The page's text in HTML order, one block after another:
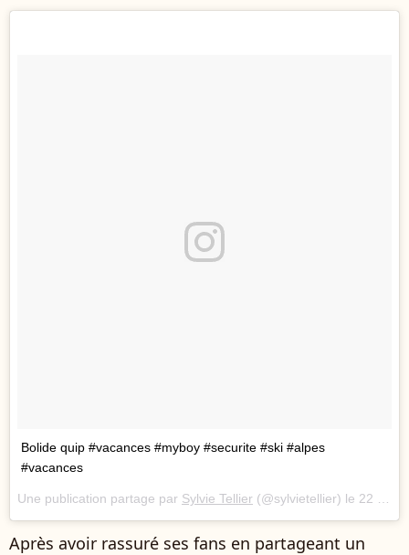
Bolide quip #vacances #myboy #securite #ski #alpes
#vacances
Une publication partage par Sylvie Tellier (@sylvietellier) le 22 Fvr. 2018 5 :15 PST
Après avoir rassuré ses fans en partageant un